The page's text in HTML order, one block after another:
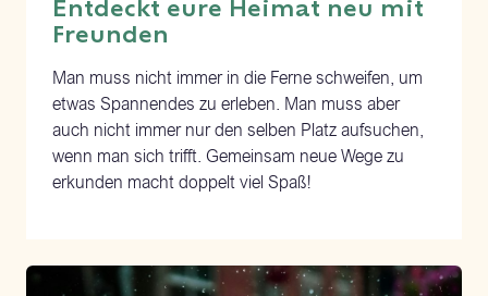
Entdeckt eure Heimat neu mit
Freunden
Man muss nicht immer in die Ferne schweifen, um
etwas Spannendes zu erleben. Man muss aber
auch nicht immer nur den selben Platz aufsuchen,
wenn man sich trifft. Gemeinsam neue Wege zu
erkunden macht doppelt viel Spaß!